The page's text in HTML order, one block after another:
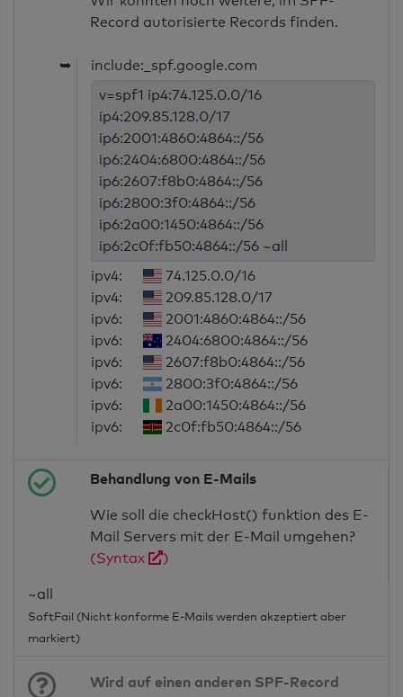
Record autorisierte Records finden.
➥
include:_spf.google.com
v=spf1 ip4:74.125.0.0/16
ip4:209.85.128.0/17
ip6:2001:4860:4864::/56
ip6:2404:6800:4864::/56
ip6:2607:f8b0:4864::/56
ip6:2800:3f0:4864::/56
ip6:2a00:1450:4864::/56
ip6:2c0f:fb50:4864::/56 ~all
ipv4:
74.125.0.0/16
ipv4:
209.85.128.0/17
ipv6:
2001:4860:4864::/56
ipv6:
2404:6800:4864::/56
ipv6:
2607:f8b0:4864::/56
ipv6:
2800:3f0:4864::/56
ipv6:
2a00:1450:4864::/56
ipv6:
2c0f:fb50:4864::/56
Behandlung von E-Mails
Wie soll die checkHost() funktion des E-
Mail Servers mit der E-Mail umgehen?
(Syntax
)
~all
SoftFail (Nicht konforme E-Mails werden akzeptiert aber
markiert)
Wird auf einen anderen SPF-Record